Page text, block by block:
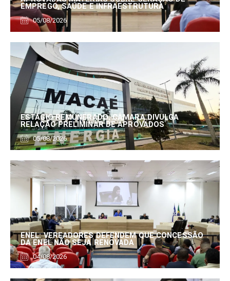
EMPREGO, SAÚDE E INFRAESTRUTURA
05/08/2026
ESTÁGIO REMUNERADO: CÂMARA DIVULGA
RELAÇÃO PRELIMINAR DE APROVADOS
05/08/2026
ENEL: VEREADORES DEFENDEM QUE CONCESSÃO
DA ENEL NÃO SEJA RENOVADA
04/08/2026